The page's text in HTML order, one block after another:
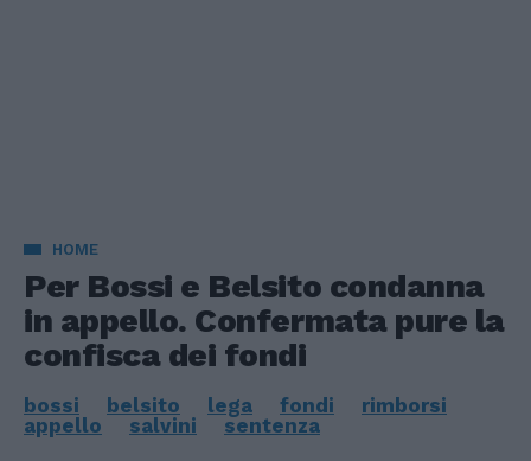
HOME
Per Bossi e Belsito condanna
in appello. Confermata pure la
confisca dei fondi
bossi belsito lega fondi
rimborsi
appello
salvini sentenza